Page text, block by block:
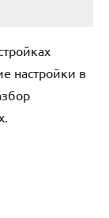
настройки в